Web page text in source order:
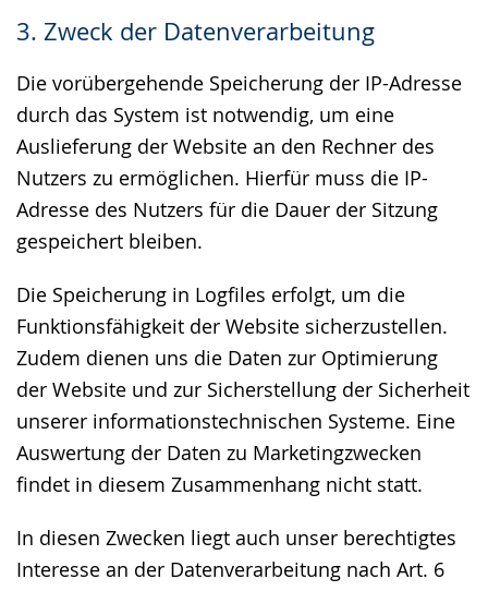
3. Zweck der Datenverarbeitung
Die vorübergehende Speicherung der IP-Adresse
durch das System ist notwendig, um eine
Auslieferung der Website an den Rechner des
Nutzers zu ermöglichen. Hierfür muss die IP-
Adresse des Nutzers für die Dauer der Sitzung
gespeichert bleiben.
Die Speicherung in Logfiles erfolgt, um die
Funktionsfähigkeit der Website sicherzustellen.
Zudem dienen uns die Daten zur Optimierung
der Website und zur Sicherstellung der Sicherheit
unserer informationstechnischen Systeme. Eine
Auswertung der Daten zu Marketingzwecken
findet in diesem Zusammenhang nicht statt.
In diesen Zwecken liegt auch unser berechtigtes
Interesse an der Datenverarbeitung nach Art. 6